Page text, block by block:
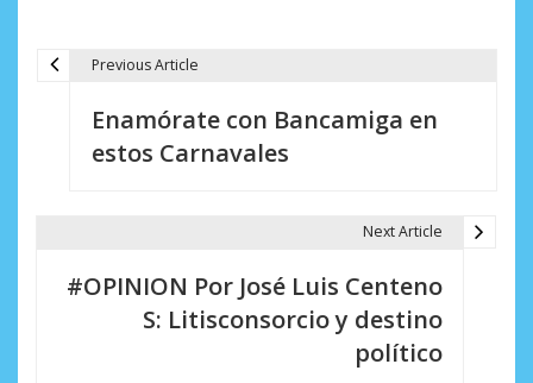
Previous Article
Enamórate con Bancamiga en
estos Carnavales
Next Article
#OPINION Por José Luis Centeno
S: Litisconsorcio y destino
político